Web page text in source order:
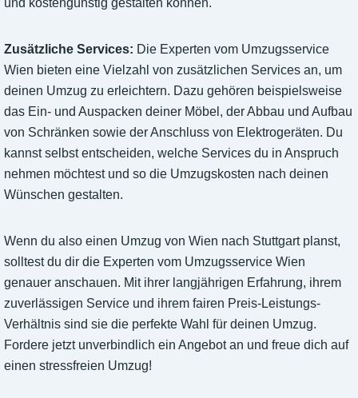
und kostengünstig gestalten können.
Zusätzliche Services: Die Experten vom Umzugsservice
Wien bieten eine Vielzahl von zusätzlichen Services an, um
deinen Umzug zu erleichtern. Dazu gehören beispielsweise
das Ein- und Auspacken deiner Möbel, der Abbau und Aufbau
von Schränken sowie der Anschluss von Elektrogeräten. Du
kannst selbst entscheiden, welche Services du in Anspruch
nehmen möchtest und so die Umzugskosten nach deinen
Wünschen gestalten.
Wenn du also einen Umzug von Wien nach Stuttgart planst,
solltest du dir die Experten vom Umzugsservice Wien
genauer anschauen. Mit ihrer langjährigen Erfahrung, ihrem
zuverlässigen Service und ihrem fairen Preis-Leistungs-
Verhältnis sind sie die perfekte Wahl für deinen Umzug.
Fordere jetzt unverbindlich ein Angebot an und freue dich auf
einen stressfreien Umzug!